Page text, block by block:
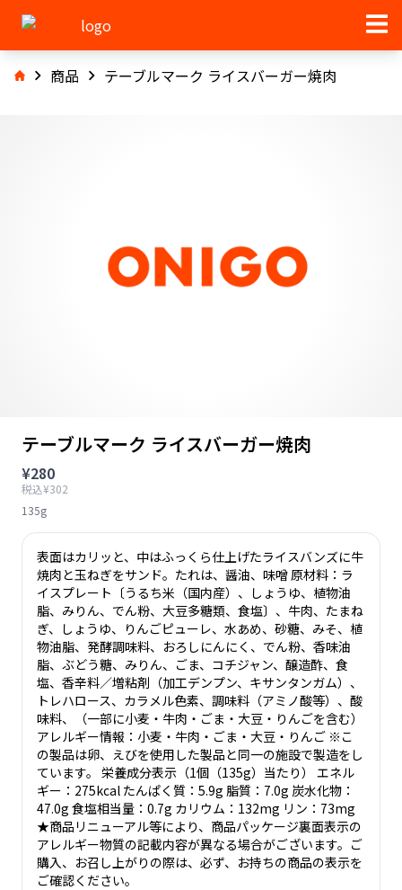
商品 テーブルマーク ライスバーガー焼肉
テーブルマーク ライスバーガー焼肉
¥280
税込¥302
135g
表面はカリッと、中はふっくら仕上げたライスバンズに牛
焼肉と玉ねぎをサンド。たれは、醤油、味噌 原材料：ラ
イスプレート〔うるち米（国内産）、しょうゆ、植物油
脂、みりん、でん粉、大豆多糖類、食塩〕、牛肉、たまね
ぎ、しょうゆ、りんごピューレ、水あめ、砂糖、みそ、植
物油脂、発酵調味料、おろしにんにく、でん粉、香味油
脂、ぶどう糖、みりん、ごま、コチジャン、醸造酢、食
塩、香辛料／増粘剤（加工デンプン、キサンタンガム）、
トレハロース、カラメル色素、調味料（アミノ酸等）、酸
味料、（一部に小麦・牛肉・ごま・大豆・りんごを含む）
アレルギー情報：小麦・牛肉・ごま・大豆・りんご ※こ
の製品は卵、えびを使用した製品と同一の施設で製造をし
ています。 栄養成分表示（1個（135g）当たり） エネル
ギー：275kcal たんぱく質：5.9g 脂質：7.0g 炭水化物：
47.0g 食塩相当量：0.7g カリウム：132mg リン：73mg
★商品リニューアル等により、商品パッケージ裏面表示の
アレルギー物質の記載内容が異なる場合がございます。ご
購入、お召し上がりの際は、必ず、お持ちの商品の表示を
ご確認ください。